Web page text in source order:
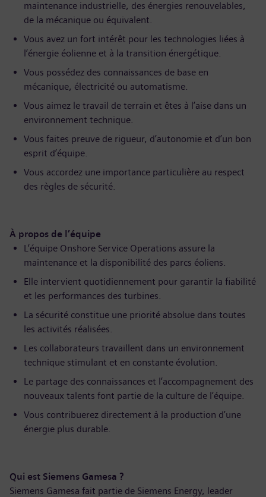
maintenance industrielle, des énergies renouvelables,
de la mécanique ou équivalent.
Vous avez un fort intérêt pour les technologies liées à
l’énergie éolienne et à la transition énergétique.
Vous possédez des connaissances de base en
mécanique, électricité ou automatisme.
Vous aimez le travail de terrain et êtes à l’aise dans un
environnement technique.
Vous faites preuve de rigueur, d’autonomie et d’un bon
esprit d’équipe.
Vous accordez une importance particulière au respect
des règles de sécurité.
À propos de l’équipe
L’équipe Onshore Service Operations assure la
maintenance et la disponibilité des parcs éoliens.
Elle intervient quotidiennement pour garantir la fiabilité
et les performances des turbines.
La sécurité constitue une priorité absolue dans toutes
les activités réalisées.
Les collaborateurs travaillent dans un environnement
technique stimulant et en constante évolution.
Le partage des connaissances et l’accompagnement des
nouveaux talents font partie de la culture de l’équipe.
Vous contribuerez directement à la production d’une
énergie plus durable.
Qui est Siemens Gamesa ?
Siemens Gamesa fait partie de Siemens Energy, leader